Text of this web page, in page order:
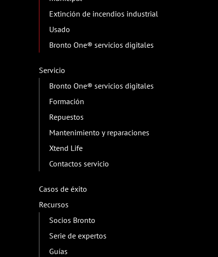
Extinción de incendios industrial
Usado
Bronto One® servicios digitales
Servicio
Bronto One® servicios digitales
Formación
Repuestos
Mantenimiento y reparaciones
Xtend Life
Contactos servicio
Casos de éxito
Recursos
Socios Bronto
Serie de expertos
Guías